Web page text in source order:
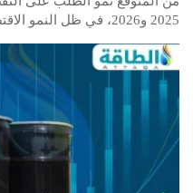
2025 و2026، في ظل النمو الاقتصادي المتوقع، ومع ذلك…